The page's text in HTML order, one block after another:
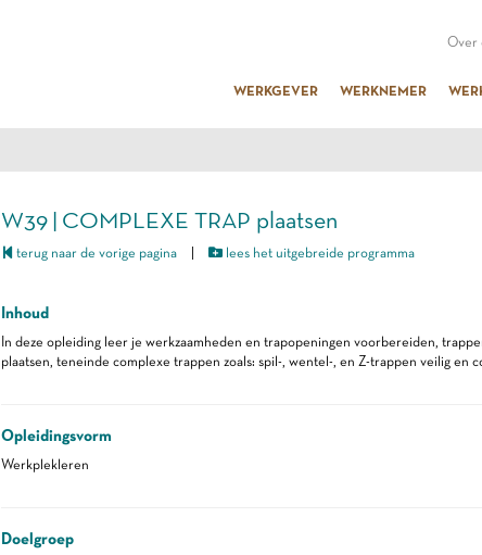
Over
WERKGEVER WERKNEMER
W39 | COMPLEXE TRAP plaatsen
terug naar de vorige pagina| lees het uitgebreide programma
Inhoud
In deze opleiding leer je werkzaamheden en trapopeningen voorbereiden,
plaatsen, teneinde complexe trappen zoals: spil-, wentel-, en Z-trappen veilig en
Opleidingsvorm
Werkplekleren
Doelgroep